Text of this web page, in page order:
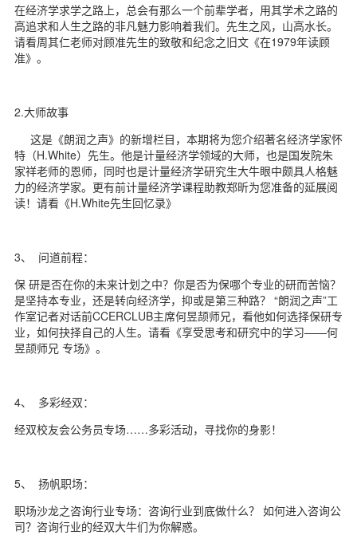
在经济学求学之路上，总会有那么一个前辈学者，用其学术之路的
高追求和人生之路的非凡魅力影响着我们。先生之风，山高水长。
请看周其仁老师对顾准先生的致敬和纪念之旧文《在1979年读顾
准》。
2.大师故事
这是《朗润之声》的新增栏目，本期将为您介绍著名经济学家怀
特（H.White）先生。他是计量经济学领域的大师，也是国发院朱
家祥老师的恩师，同时也是计量经济学研究生大牛眼中颇具人格魅
力的经济学家。更有前计量经济学课程助教郑昕为您准备的延展阅
读！请看《H.White先生回忆录》
3、 问道前程：
保 研是否在你的未来计划之中？你是否为保哪个专业的研而苦恼？
是坚持本专业，还是转向经济学，抑或是第三种路？ “朗润之声”工
作室记者对话前CCERCLUB主席何昱颉师兄，看他如何选择保研专
业，如何抉择自己的人生。请看《享受思考和研究中的学习——何
昱颉师兄 专场》。
4、 多彩经双：
经双校友会公务员专场……多彩活动，寻找你的身影！
5、 扬帆职场：
职场沙龙之咨询行业专场：咨询行业到底做什么？ 如何进入咨询公
司？咨询行业的经双大牛们为你解惑。